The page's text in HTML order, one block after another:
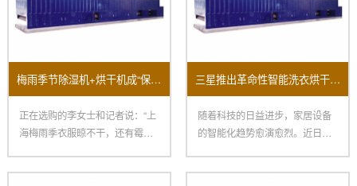
梅雨季节除湿机+烘干机成“保命组合”销量大面积上涨！
正在选购的李女士和记者说：“上
海梅雨季衣服晾不干，还有霉
三星推出革命性智能洗衣烘干机全方面提升用户家居体验
随着科技的日益进步，家居设备
的智能化趋势愈演愈烈。近日，